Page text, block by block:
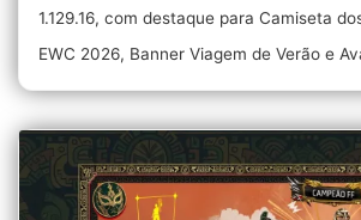
1.129.16, com destaque para Camiseta
EWC 2026, Banner Viagem de Verão e